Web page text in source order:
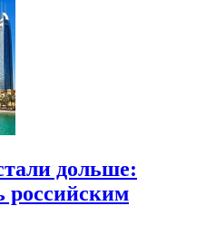
дольше:
российским